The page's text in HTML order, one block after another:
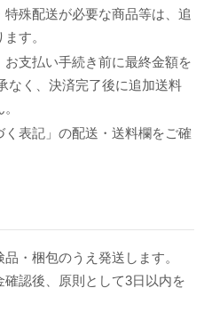
殊配送が必要な商品等は、追
す。
支払い手続き前に最終金額を
なく、決済完了後に追加送料
表記」の配送・送料欄をご確
・梱包のうえ発送します。
認後、原則として3日以内を